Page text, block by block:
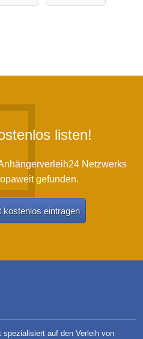
listen!
Netzwerks
gefunden.
kostenlos eintragen
spezialisiert auf den Verleih von